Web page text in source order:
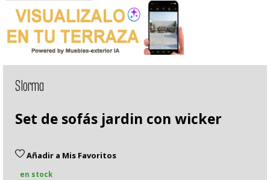
Slorma
Set de sofás jardin con wicker
Añadir a Mis Favoritos
en stock